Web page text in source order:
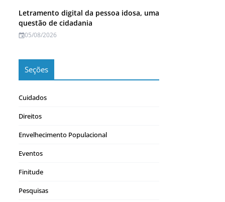
Letramento digital da pessoa idosa, uma
questão de cidadania
05/08/2026
Seções
Cuidados
Direitos
Envelhecimento Populacional
Eventos
Finitude
Pesquisas